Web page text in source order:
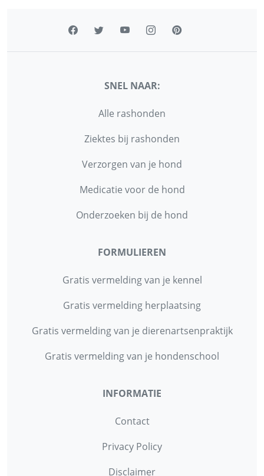
SNEL NAAR:
Alle rashonden
Ziektes bij rashonden
Verzorgen van je hond
Medicatie voor de hond
Onderzoeken bij de hond
FORMULIEREN
Gratis vermelding van je kennel
Gratis vermelding herplaatsing
Gratis vermelding van je dierenartsenpraktijk
Gratis vermelding van je hondenschool
INFORMATIE
Contact
Privacy Policy
Disclaimer